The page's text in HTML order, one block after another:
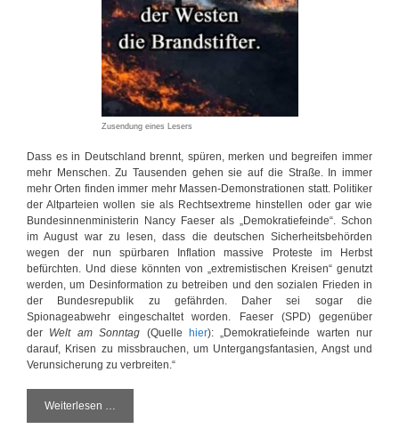
Zusendung eines Lesers
Dass es in Deutschland brennt, spüren, merken und begreifen immer
mehr Menschen. Zu Tausenden gehen sie auf die Straße. In immer
mehr Orten finden immer mehr Massen-Demonstrationen statt. Politiker
der Altparteien wollen sie als Rechtsextreme hinstellen oder gar wie
Bundesinnenministerin Nancy Faeser als „Demokratiefeinde“. Schon
im August war zu lesen, dass die deutschen Sicherheitsbehörden
wegen der nun spürbaren Inflation massive Proteste im Herbst
befürchten. Und diese könnten von „extremistischen Kreisen“ genutzt
werden, um Desinformation zu betreiben und den sozialen Frieden in
der Bundesrepublik zu gefährden. Daher sei sogar die
Spionageabwehr eingeschaltet worden. Faeser (SPD) gegenüber
der Welt am Sonntag (Quelle hier): „Demokratiefeinde warten nur
darauf, Krisen zu missbrauchen, um Untergangsfantasien, Angst und
Verunsicherung zu verbreiten.“
Weiterlesen …
e